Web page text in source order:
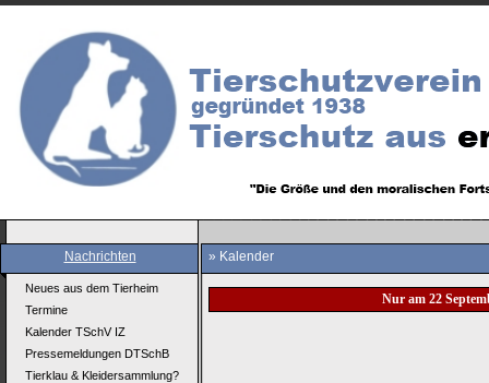
Nachrichten
Neues aus dem Tierheim
Termine
Kalender TSchV IZ
Pressemeldungen DTSchB
Tierklau & Kleidersammlung?
» Kalender
Nur am 22